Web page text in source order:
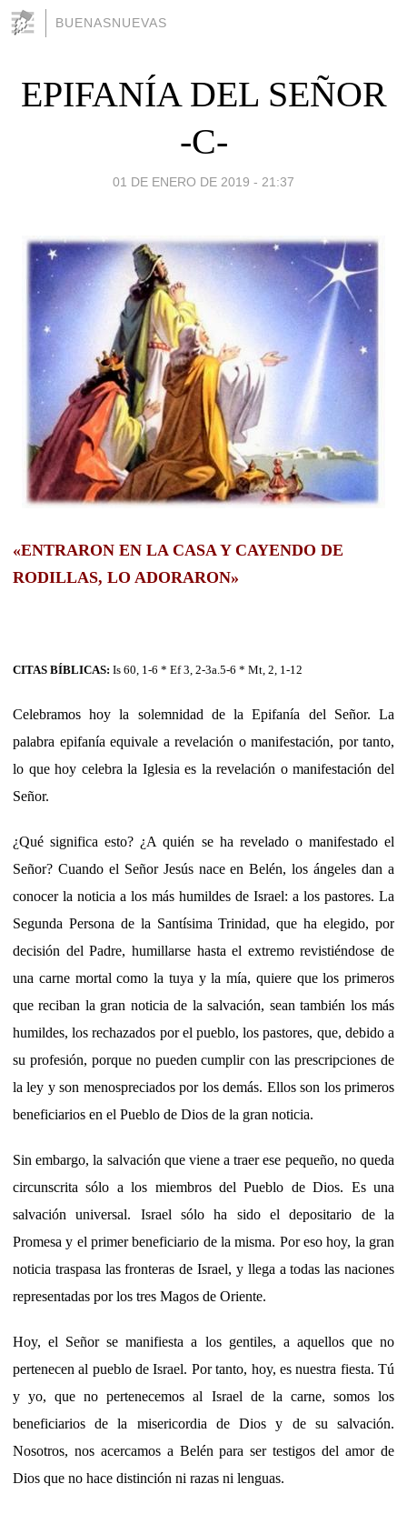
BUENASNUEVAS
EPIFANÍA DEL SEÑOR
-C-
01 DE ENERO DE 2019 - 21:37
«ENTRARON EN LA CASA Y CAYENDO DE
RODILLAS, LO ADORARON»
CITAS BÍBLICAS: Is 60, 1-6 * Ef 3, 2-3a.5-6 * Mt, 2, 1-12
Celebramos hoy la solemnidad de la Epifanía del Señor. La
palabra epifanía equivale a revelación o manifestación, por tanto,
lo que hoy celebra la Iglesia es la revelación o manifestación del
Señor.
¿Qué significa esto? ¿A quién se ha revelado o manifestado el
Señor? Cuando el Señor Jesús nace en Belén, los ángeles dan a
conocer la noticia a los más humildes de Israel: a los pastores. La
Segunda Persona de la Santísima Trinidad, que ha elegido, por
decisión del Padre, humillarse hasta el extremo revistiéndose de
una carne mortal como la tuya y la mía, quiere que los primeros
que reciban la gran noticia de la salvación, sean también los más
humildes, los rechazados por el pueblo, los pastores, que, debido a
su profesión, porque no pueden cumplir con las prescripciones de
la ley y son menospreciados por los demás. Ellos son los primeros
beneficiarios en el Pueblo de Dios de la gran noticia.
Sin embargo, la salvación que viene a traer ese pequeño, no queda
circunscrita sólo a los miembros del Pueblo de Dios. Es una
salvación universal. Israel sólo ha sido el depositario de la
Promesa y el primer beneficiario de la misma. Por eso hoy, la gran
noticia traspasa las fronteras de Israel, y llega a todas las naciones
representadas por los tres Magos de Oriente.
Hoy, el Señor se manifiesta a los gentiles, a aquellos que no
pertenecen al pueblo de Israel. Por tanto, hoy, es nuestra fiesta. Tú
y yo, que no pertenecemos al Israel de la carne, somos los
beneficiarios de la misericordia de Dios y de su salvación.
Nosotros, nos acercamos a Belén para ser testigos del amor de
Dios que no hace distinción ni razas ni lenguas.